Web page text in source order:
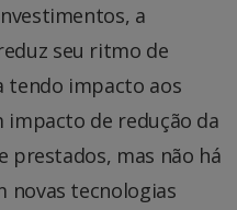
a
seu ritmo de
tendo impacto aos
impacto de redução da
prestados, mas não há
novas tecnologias